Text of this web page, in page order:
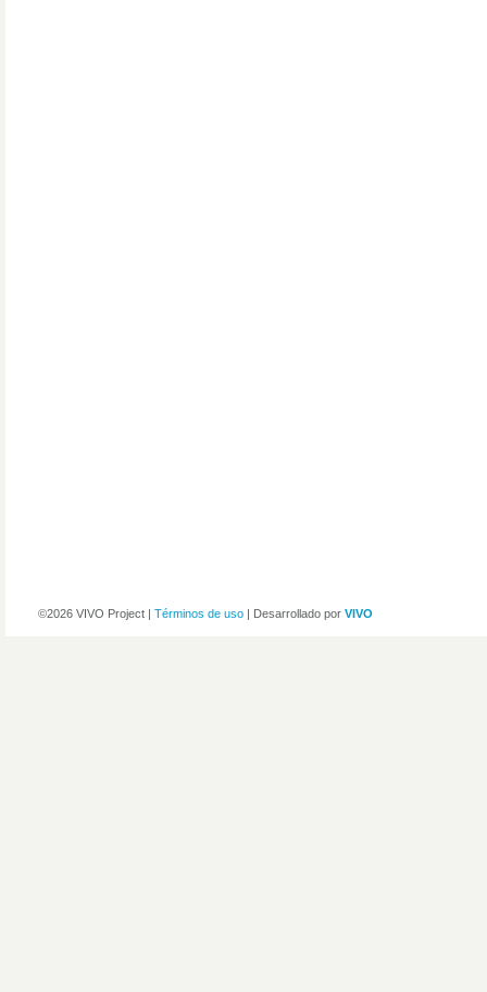
©2026 VIVO Project | Términos de uso | Desarrollado por VIVO